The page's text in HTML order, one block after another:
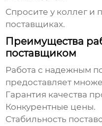
Спросите у коллег и
поставщиках.
Преимущества
поставщиком
Работа с надежным
предоставляет
Гарантия качества
Конкурентные цены.
Стабильность